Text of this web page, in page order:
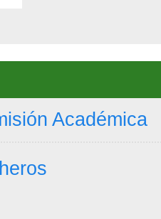
Académica